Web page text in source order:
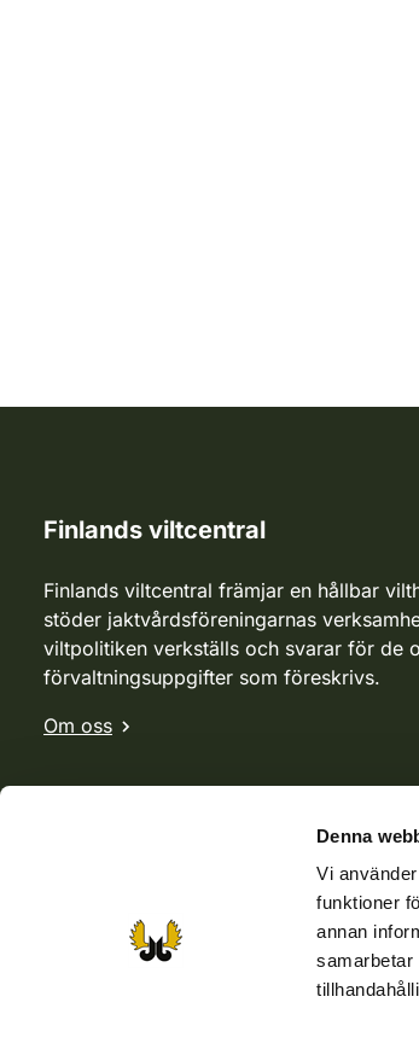
Denna
Vi
funktioner
annan
samarbetar
Finlands viltcentral
Finlands viltcentral främjar en hållbar
stöder jaktvårdsföreningarnas
viltpolitiken verkställs och svarar för de
förvaltningsuppgifter som föreskrivs.
Om oss